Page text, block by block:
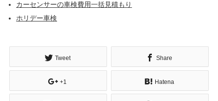
カーセンサーの車検費用一括見積もり
ホリデー車検
Tweet Share
+1 Hatena